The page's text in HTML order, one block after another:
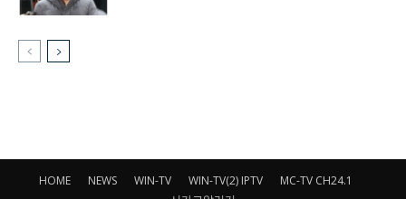
HOME NEWS WIN-TV WIN-TV(2) IPTV
MC-TV CH24.1